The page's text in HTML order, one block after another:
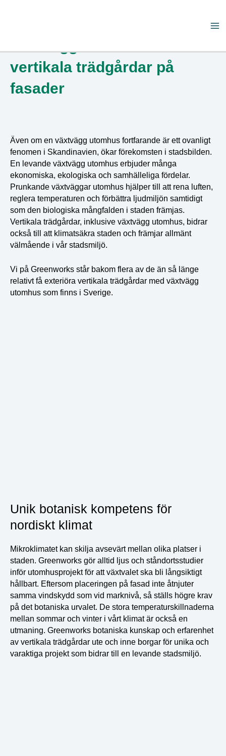
vertikala trädgårdar på
fasader
Även om en växtvägg utomhus fortfarande är ett ovanligt
fenomen i Skandinavien, ökar förekomsten i stadsbilden.
En levande växtvägg utomhus erbjuder många
ekonomiska, ekologiska och samhälleliga fördelar.
Prunkande växtväggar utomhus hjälper till att rena luften,
reglera temperaturen och förbättra ljudmiljön samtidigt
som den biologiska mångfalden i staden främjas.
Vertikala trädgårdar, inklusive växtvägg utomhus, bidrar
också till att klimatsäkra staden och främjar allmänt
välmående i vår stadsmiljö.
Vi på Greenworks står bakom flera av de än så länge
relativt få exteriöra vertikala trädgårdar med växtvägg
utomhus som finns i Sverige.
Unik botanisk kompetens för
nordiskt klimat
Mikroklimatet kan skilja avsevärt mellan olika platser i
staden. Greenworks gör alltid ljus och ståndortsstudier
inför utomhusprojekt för att växtvalet ska bli långsiktigt
hållbart. Eftersom placeringen på fasad inte åtnjuter
samma vindskydd som vid marknivå, så ställs högre krav
på det botaniska urvalet. De stora temperaturskillnaderna
mellan sommar och vinter i vårt klimat är också en
utmaning. Greenworks botaniska kunskap och erfarenhet
av vertikala trädgårdar ute och inne borgar för unika och
varaktiga projekt som bidrar till en levande stadsmiljö.